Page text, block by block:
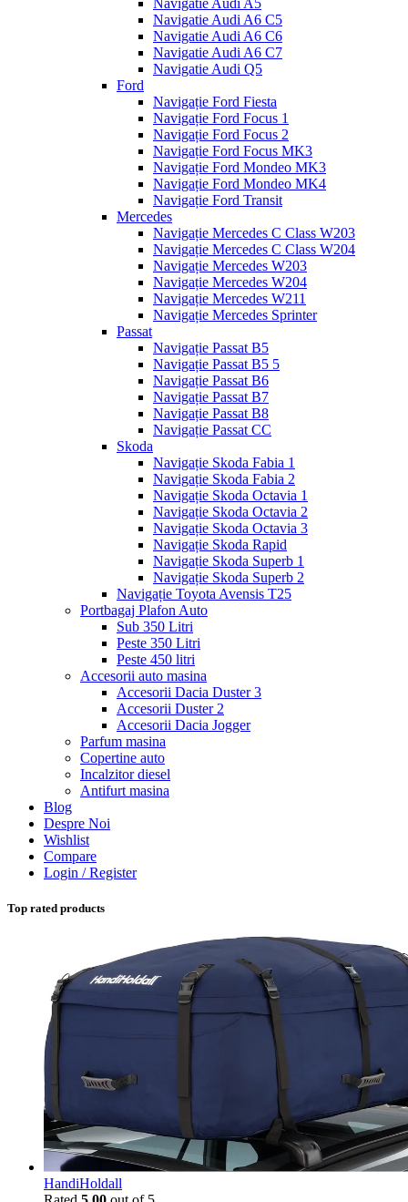
Navigatie Audi A5
Navigatie Audi A6 C5
Navigatie Audi A6 C6
Navigatie Audi A6 C7
Navigatie Audi Q5
Ford
Navigație Ford Fiesta
Navigație Ford Focus 1
Navigație Ford Focus 2
Navigație Ford Focus MK3
Navigație Ford Mondeo MK3
Navigație Ford Mondeo MK4
Navigație Ford Transit
Mercedes
Navigație Mercedes C Class W203
Navigație Mercedes C Class W204
Navigație Mercedes W203
Navigație Mercedes W204
Navigație Mercedes W211
Navigație Mercedes Sprinter
Passat
Navigație Passat B5
Navigație Passat B5 5
Navigație Passat B6
Navigație Passat B7
Navigație Passat B8
Navigație Passat CC
Skoda
Navigație Skoda Fabia 1
Navigație Skoda Fabia 2
Navigație Skoda Octavia 1
Navigație Skoda Octavia 2
Navigație Skoda Octavia 3
Navigație Skoda Rapid
Navigație Skoda Superb 1
Navigație Skoda Superb 2
Navigație Toyota Avensis T25
Portbagaj Plafon Auto
Sub 350 Litri
Peste 350 Litri
Peste 450 litri
Accesorii auto masina
Accesorii Dacia Duster 3
Accesorii Duster 2
Accesorii Dacia Jogger
Parfum masina
Copertine auto
Incalzitor diesel
Antifurt masina
Blog
Despre Noi
Wishlist
Compare
Login / Register
Top rated products
HandiHoldall